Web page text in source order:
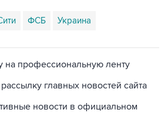
ФСБ Украина
на профессиональную ленту
главных новостей сайта
новости в официальном